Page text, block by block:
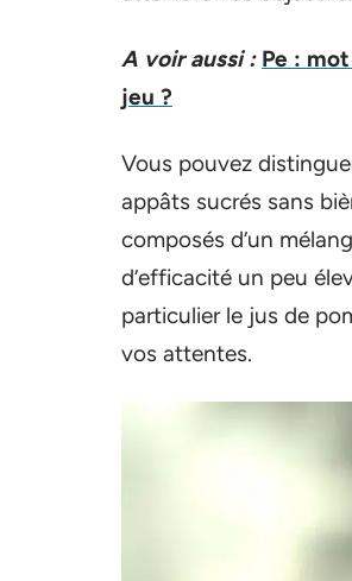
A voir aussi : Pe :
jeu ?
Vous pouvez
appâts sucrés sans
composés d’un
d’efficacité un peu
particulier le jus de
vos attentes.